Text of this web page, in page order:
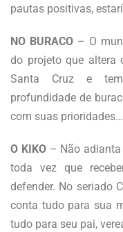
pautas positivas,
NO BURACO – O
do projeto que altera
Santa Cruz e tem
profundidade de
com suas prioridades…
O KIKO – Não
toda vez que
defender. No seriado
conta tudo para sua
tudo para seu pai,